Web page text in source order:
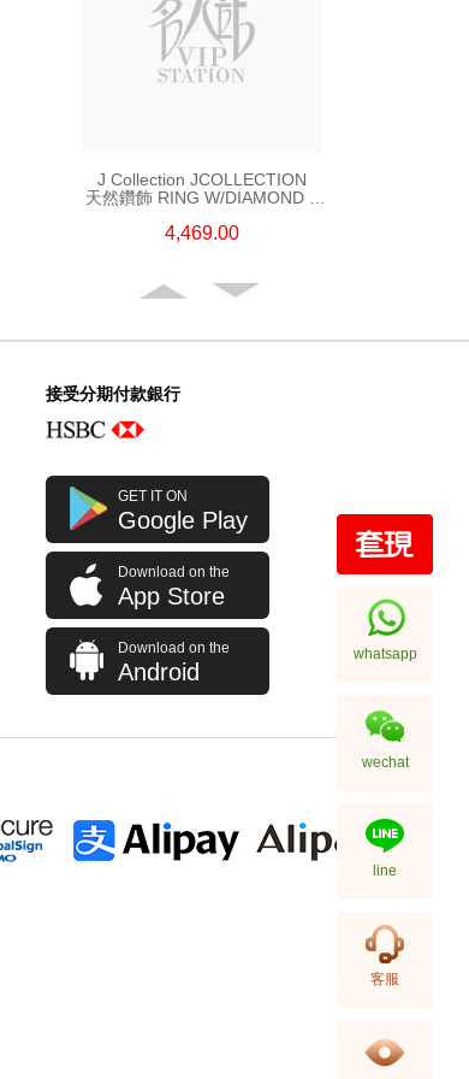
J Collection JCOLLECTION
天然鑽飾 RING W/DIAMOND 5
CT18KR 2.62 GM (EUR 55)
4,469.00
J Collection JCOLLECTION
天然鑽飾 RING W/DIAMOND 70
RDDI 0.63 CT18KW 4.45 GM
(CZ)
7,114.00
接受分期付款銀行
GET IT ON
Google Play
Download on the
App Store
Download on the
Android
whatsapp
wechat
line
客服